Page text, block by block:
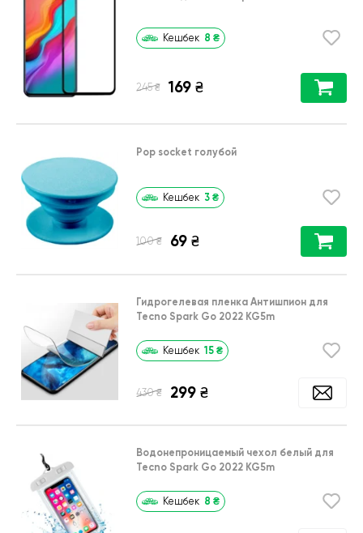
Кешбек 8 ₴
245 ₴ 169 ₴
Pop socket голубой
Кешбек 3 ₴
100 ₴ 69 ₴
Гидрогелевая пленка Антишпион для
Tecno Spark Go 2022 KG5m
Кешбек 15 ₴
430 ₴ 299 ₴
Водонепроницаемый чехол белый для
Tecno Spark Go 2022 KG5m
Кешбек 8 ₴